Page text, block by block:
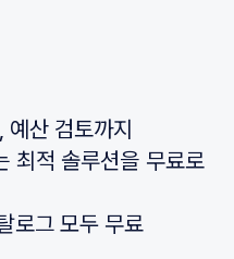
예산 검토까지
최적 솔루션을 무료로
로그 모두 무료